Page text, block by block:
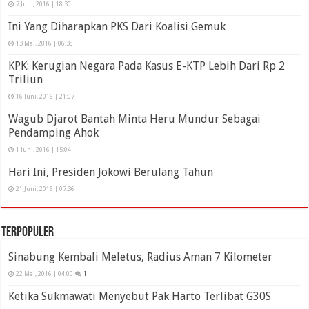
7 Juni, 2016 | 18:30
Ini Yang Diharapkan PKS Dari Koalisi Gemuk
13 Mei, 2016 | 06:38
KPK: Kerugian Negara Pada Kasus E-KTP Lebih Dari Rp 2
Triliun
16 Juni, 2016 | 21:07
Wagub Djarot Bantah Minta Heru Mundur Sebagai
Pendamping Ahok
1 Juni, 2016 | 15:04
Hari Ini, Presiden Jokowi Berulang Tahun
21 Juni, 2016 | 07:36
Terpopuler
Sinabung Kembali Meletus, Radius Aman 7 Kilometer
22 Mei, 2016 | 04:00 1
Ketika Sukmawati Menyebut Pak Harto Terlibat G30S